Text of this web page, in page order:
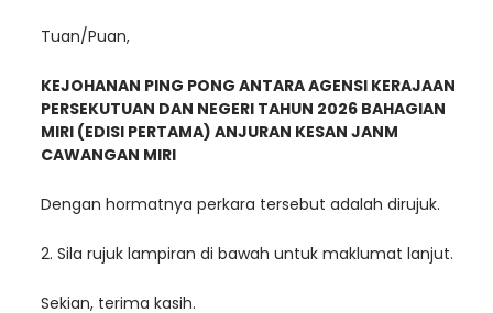
Tuan/Puan,
KEJOHANAN PING PONG ANTARA AGENSI KERAJAAN
PERSEKUTUAN DAN NEGERI TAHUN 2026 BAHAGIAN
MIRI (EDISI PERTAMA) ANJURAN KESAN JANM
CAWANGAN MIRI
Dengan hormatnya perkara tersebut adalah dirujuk.
2. Sila rujuk lampiran di bawah untuk maklumat lanjut.
Sekian, terima kasih.